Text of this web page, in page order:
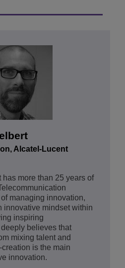
Alcatel-Lucent
has more than 25 years of
managing innovation,
innovative mindset within
inspiring
believes that
mixing talent and
is the main
innovation.